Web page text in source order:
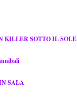
KILLER SOTTO IL SOLE
SALA